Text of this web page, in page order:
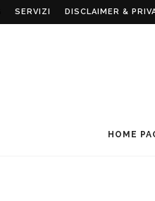
SERVIZI DISCLAIMER &
HOME